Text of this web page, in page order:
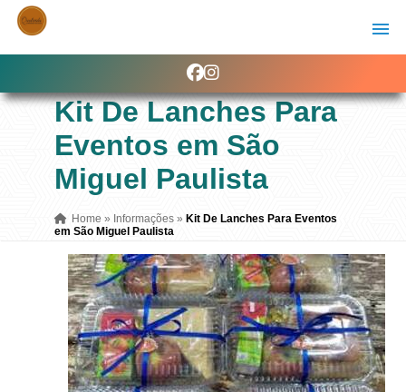
Kit De Lanches Para
Eventos em São
Miguel Paulista
Home » Informações » Kit De Lanches Para Eventos
em São Miguel Paulista